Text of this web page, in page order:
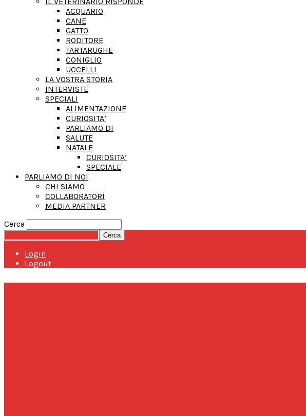
ACQUARIO
CANE
GATTO
RODITORE
TARTARUGHE
CONIGLIO
UCCELLI
LA VOSTRA STORIA
INTERVISTE
SPECIALI
ALIMENTAZIONE
CURIOSITA’
PARLIAMO DI
SALUTE
NATALE
CURIOSITA’
SPECIALE
PARLIAMO DI NOI
CHI SIAMO
COLLABORATORI
MEDIA PARTNER
Cerca
Login
Logout